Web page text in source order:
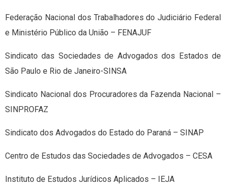
Federação Nacional dos Trabalhadores do Judiciário Federal
e Ministério Público da União – FENAJUF
Sindicato das Sociedades de Advogados dos Estados de
São Paulo e Rio de Janeiro-SINSA
Sindicato Nacional dos Procuradores da Fazenda Nacional –
SINPROFAZ
Sindicato dos Advogados do Estado do Paraná – SINAP
Centro de Estudos das Sociedades de Advogados – CESA
Instituto de Estudos Jurídicos Aplicados – IEJA